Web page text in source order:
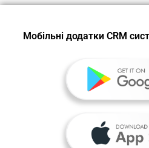
Мобільні додатки CRM